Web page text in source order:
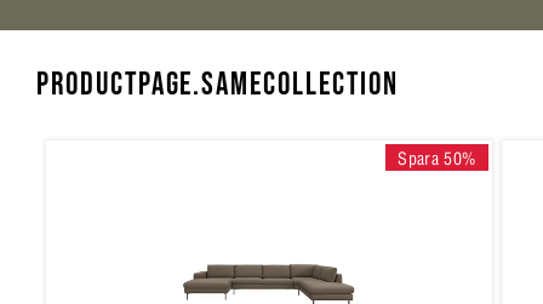
PRODUCTPAGE.SAMECOLLECTION
Spara 50%